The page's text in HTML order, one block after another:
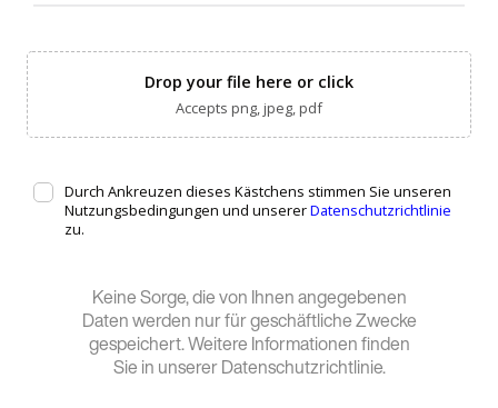
Keine Sorge, die von Ihnen angegebenen
Daten werden nur für geschäftliche Zwecke
gespeichert. Weitere Informationen finden
Sie in unserer Datenschutzrichtlinie.